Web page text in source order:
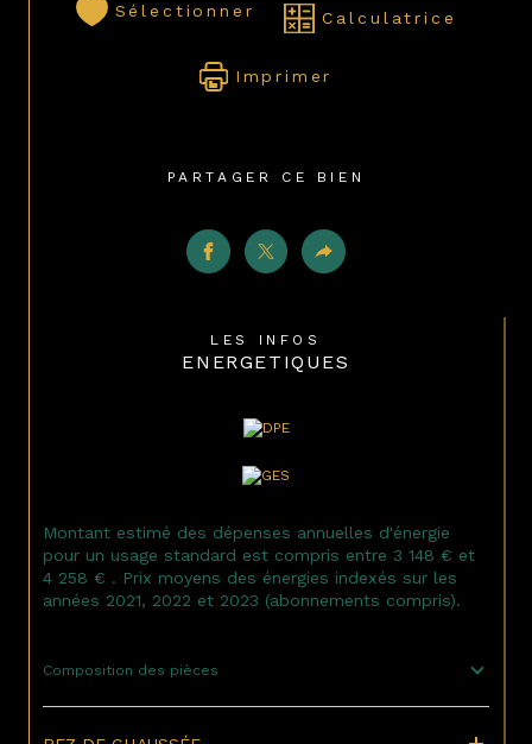
Sélectionner Calculatrice
Imprimer
PARTAGER CE BIEN
LES INFOS
ENERGETIQUES
Montant estimé des dépenses annuelles d'énergie
pour un usage standard est compris entre 3 148 € et
4 258 € . Prix moyens des énergies indexés sur les
années 2021, 2022 et 2023 (abonnements compris).
Composition des pièces